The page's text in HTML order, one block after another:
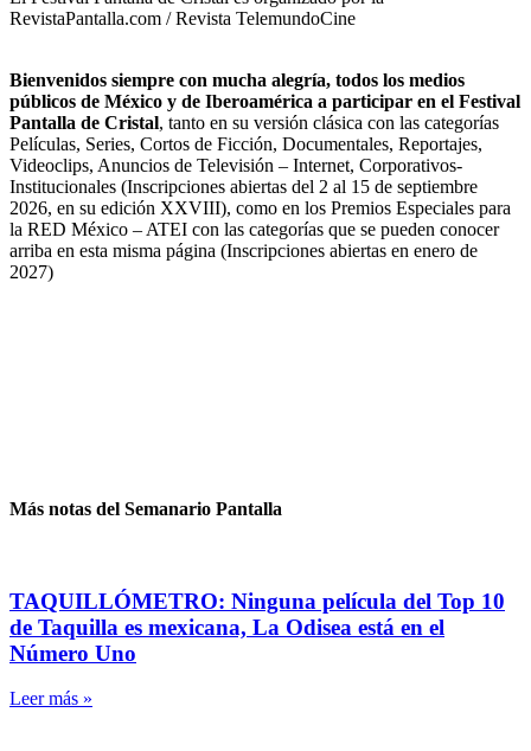
RevistaPantalla.com / Revista TelemundoCine
Bienvenidos siempre con mucha alegría, todos los medios
públicos de México y de Iberoamérica a participar en el Festival
Pantalla de Cristal, tanto en su versión clásica con las categorías
Películas, Series, Cortos de Ficción, Documentales, Reportajes,
Videoclips, Anuncios de Televisión – Internet, Corporativos-
Institucionales (Inscripciones abiertas del 2 al 15 de septiembre
2026, en su edición XXVIII), como en los Premios Especiales para
la RED México – ATEI con las categorías que se pueden conocer
arriba en esta misma página (Inscripciones abiertas en enero de
2027)
Más notas del Semanario Pantalla
TAQUILLÓMETRO: Ninguna película del Top 10
de Taquilla es mexicana, La Odisea está en el
Número Uno
Leer más »